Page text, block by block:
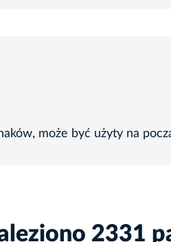
może być użyty na
2331